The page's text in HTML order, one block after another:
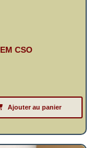
CSO
Ajouter au panier